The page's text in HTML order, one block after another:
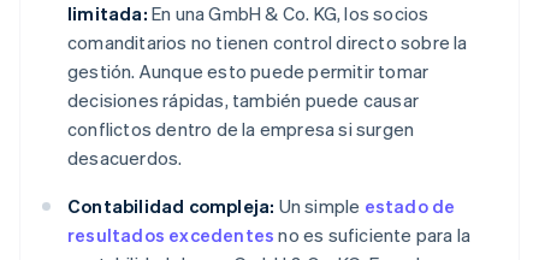
limitada: En una GmbH & Co. KG, los socios
comanditarios no tienen control directo sobre la
gestión. Aunque esto puede permitir tomar
decisiones rápidas, también puede causar
conflictos dentro de la empresa si surgen
desacuerdos.
Contabilidad compleja: Un simple estado de
resultados excedentes no es suficiente para la